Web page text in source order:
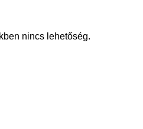
nincs lehetőség.